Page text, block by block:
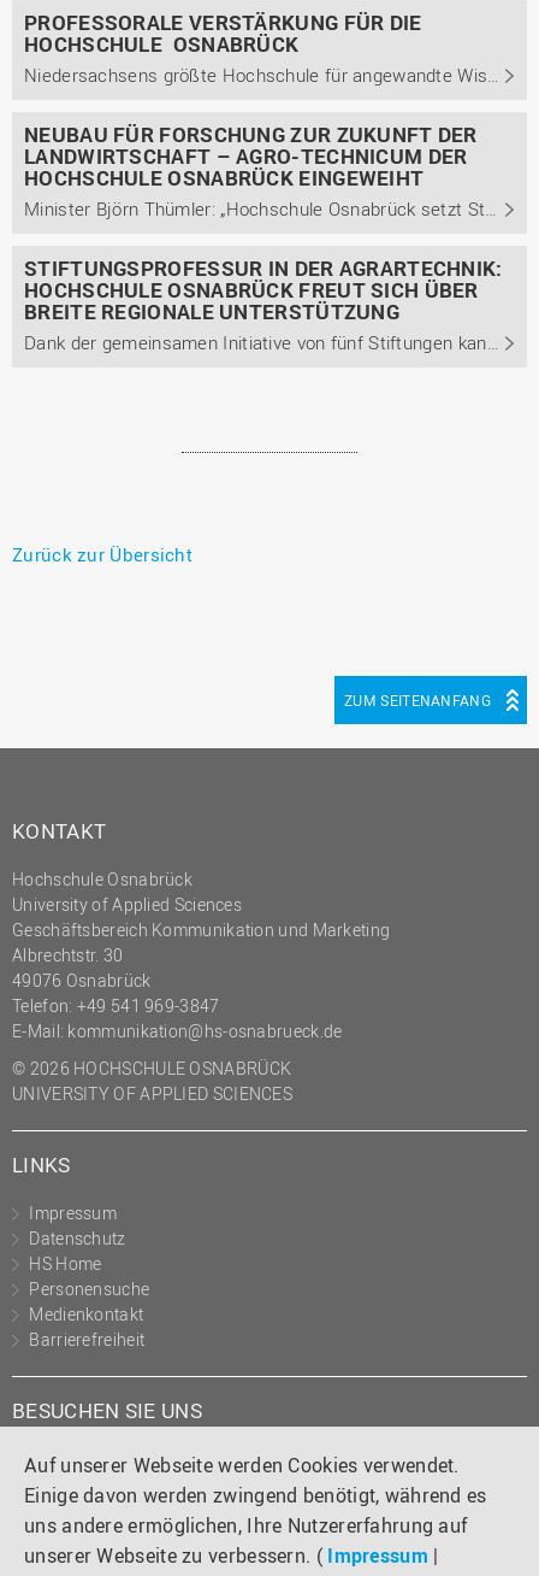
Auf unserer Webseite werden Cookies verwendet.
Einige davon werden zwingend benötigt, während es
uns andere ermöglichen, Ihre Nutzererfahrung auf
unserer Webseite zu verbessern. ( Impressum |
PROFESSORALE VERSTÄRKUNG FÜR DIE
HOCHSCHULE OSNABRÜCK
Niedersachsens größte Hochschule für angewandte Wissenschaften begrüßt neue Professorinnen und Professoren
NEUBAU FÜR FORSCHUNG ZUR ZUKUNFT DER
LANDWIRTSCHAFT – AGRO-TECHNICUM DER
HOCHSCHULE OSNABRÜCK EINGEWEIHT
Minister Björn Thümler: „Hochschule Osnabrück setzt Standard in der Agrarforschung in Niedersachsen.“
STIFTUNGSPROFESSUR IN DER AGRARTECHNIK:
HOCHSCHULE OSNABRÜCK FREUT SICH ÜBER
BREITE REGIONALE UNTERSTÜTZUNG
Dank der gemeinsamen Initiative von fünf Stiftungen kann die Hochschule die Stiftungsprofessur "Autonome, kollaborative Agrar- und Sensorsysteme" ausschreiben. Auch wegen des entstehenden Agro-Technicums und vielfältiger Forschungs- und Transferprojekte sind die Ausgangsbedingungen ideal.
Zurück zur Übersicht
ZUM SEITENANFANG
KONTAKT
Hochschule Osnabrück
University of Applied Sciences
Geschäftsbereich Kommunikation und Marketing
Albrechtstr. 30
49076 Osnabrück
Telefon: +49 541 969-3847
E-Mail: kommunikation@hs-osnabrueck.de
© 2026 HOCHSCHULE OSNABRÜCK
UNIVERSITY OF APPLIED SCIENCES
LINKS
Impressum
Datenschutz
HS Home
Personensuche
Medienkontakt
Barrierefreiheit
BESUCHEN SIE UNS
Instagram
TiktokLinkedIn
YouTube
Facebook